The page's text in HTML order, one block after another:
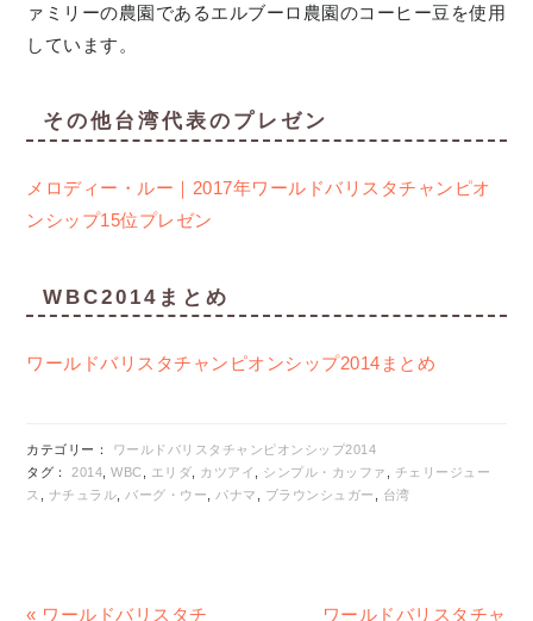
ァミリーの農園であるエルブーロ農園のコーヒー豆を使用
しています。
その他台湾代表のプレゼン
メロディー・ルー｜2017年ワールドバリスタチャンピオ
ンシップ15位プレゼン
WBC2014まとめ
ワールドバリスタチャンピオンシップ2014まとめ
カテゴリー： ワールドバリスタチャンピオンシップ2014
タグ：2014,WBC , エリダ, カツアイ , シンプル・カッファ , チェリージュー
ス , ナチュラル,バーグ・ウー,パナマ , ブラウンシュガー , 台湾
前
« ワールドバリスタチ 次
ワールドバリスタチャ